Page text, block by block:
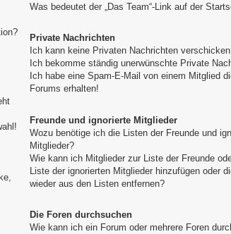
Was bedeutet der „Das Team“-Link auf der
Private Nachrichten
Ich kann keine Privaten Nachrichten
Ich bekomme ständig unerwünschte Private
Ich habe eine Spam-E-Mail von einem Mitglied
Forums erhalten!
Freunde und ignorierte Mitglieder
Wozu benötige ich die Listen der Freunde und
Mitglieder?
Wie kann ich Mitglieder zur Liste der Freunde
Liste der ignorierten Mitglieder hinzufügen oder
wieder aus den Listen entfernen?
Die Foren durchsuchen
Wie kann ich ein Forum oder mehrere Foren